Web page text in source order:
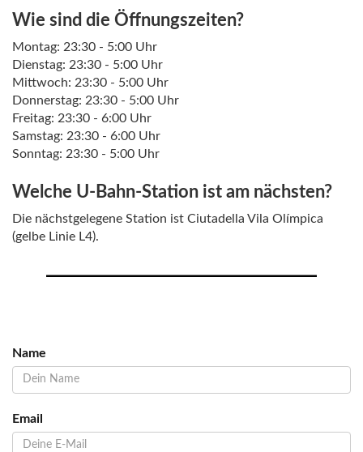
Wie sind die Öffnungszeiten?
Montag: 23:30 - 5:00 Uhr
Dienstag: 23:30 - 5:00 Uhr
Mittwoch: 23:30 - 5:00 Uhr
Donnerstag: 23:30 - 5:00 Uhr
Freitag: 23:30 - 6:00 Uhr
Samstag: 23:30 - 6:00 Uhr
Sonntag: 23:30 - 5:00 Uhr
Welche U-Bahn-Station ist am nächsten?
Die nächstgelegene Station ist Ciutadella Vila Olímpica
(gelbe Linie L4).
Name
Email